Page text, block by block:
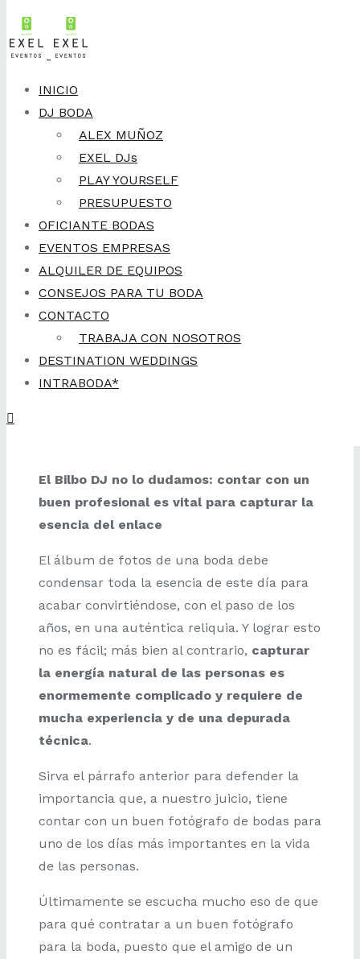
Skip to content
INICIO
DJ BODA
ALEX MUÑOZ
EXEL DJs
PLAY YOURSELF
PRESUPUESTO
OFICIANTE BODAS
EVENTOS EMPRESAS
ALQUILER DE EQUIPOS
CONSEJOS PARA TU BODA
CONTACTO
TRABAJA CON NOSOTROS
DESTINATION WEDDINGS
INTRABODA*
2 de septiembre, 2016
¿Fotógrafo de
bodas o un amigo
de un amigo?
Inspiración: música y animación para bodas
El Bilbo DJ no lo dudamos: contar con un
buen profesional es vital para capturar la
esencia del enlace
El álbum de fotos de una boda debe
condensar toda la esencia de este día para
acabar convirtiéndose, con el paso de los
años, en una auténtica reliquia. Y lograr esto
no es fácil; más bien al contrario, capturar
la energía natural de las personas es
enormemente complicado y requiere de
mucha experiencia y de una depurada
técnica.
Sirva el párrafo anterior para defender la
importancia que, a nuestro juicio, tiene
contar con un buen fotógrafo de bodas para
uno de los días más importantes en la vida
de las personas.
Últimamente se escucha mucho eso de que
para qué contratar a un buen fotógrafo
para la boda, puesto que el amigo de un